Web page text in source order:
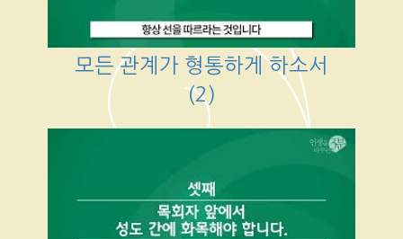
모든 관계가 형통하게 하소서
(2)